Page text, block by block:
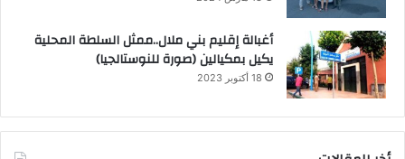
أغبالة إقليم بني ملال..ممثل السلطة المحلية
يكيل بمكيالين (صورة للنوستالجيا)
18 أكتوبر 2023